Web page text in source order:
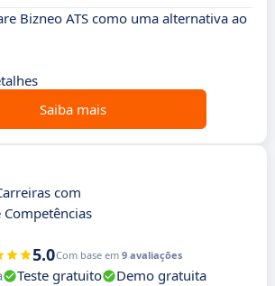
Bizneo ATS como uma alternativa ao
Saiba mais
com
Competências
5.0Com base em 9 avaliações
Teste gratuito
Demo gratuita